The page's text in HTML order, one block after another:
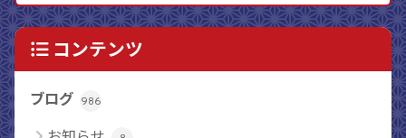
コンテンツ
ブログ 986